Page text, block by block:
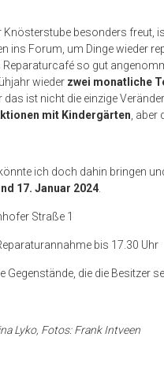
Knösterstube besonders freut,
ins Forum, um Dinge wieder
Reparaturcafé so gut
wieder zwei monatliche
das ist nicht die einzige
mit Kindergärten ,
ich doch dahin bringen
17. Januar 2024
Straße 1
bis 17.30 Uhr
Gegenstände, die die Besitzer
Lyko, Fotos: Frank Intveen